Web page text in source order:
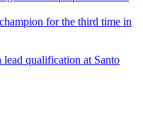
for the third time in
qualification at Santo